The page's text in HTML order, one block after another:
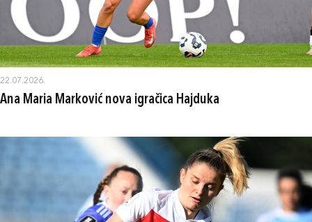
22.07.2026.
Ana Maria Marković nova igračica Hajduka